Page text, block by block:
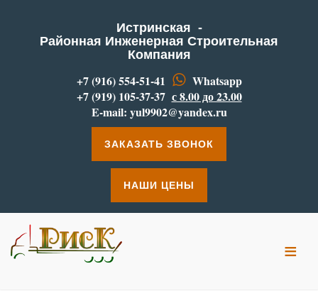
Истринская -
Районная Инженерная Строительная
Компания
+7 (916) 554-51-41
Whatsapp
+7 (919) 105-37-37 с 8.00 до 23.00
E-mail: yul9902@yandex.ru
ЗАКАЗАТЬ ЗВОНОК
НАШИ ЦЕНЫ
≡